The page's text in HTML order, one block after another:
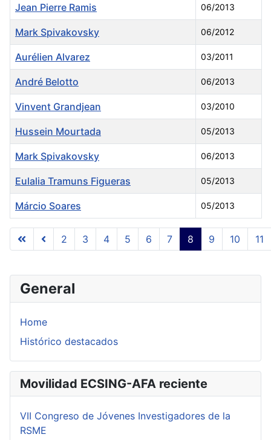
General
Home
Histórico destacados
Movilidad ECSING-AFA reciente
VII Congreso de Jóvenes Investigadores de la
RSME
Articles
Jean Pierre Ramis 06/2013
Mark Spivakovsky 06/2012
Aurélien Alvarez 03/2011
André Belotto 06/2013
Vinvent Grandjean 03/2010
Hussein Mourtada 05/2013
Mark Spivakovsky 06/2013
Eulalia Tramuns Figueras 05/2013
Márcio Soares 05/2013
Page 8 of 11
2 3 4 5 6 7 8 9 10 11